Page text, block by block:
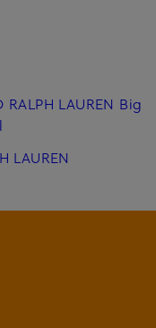
RALPH LAUREN Big
LAUREN